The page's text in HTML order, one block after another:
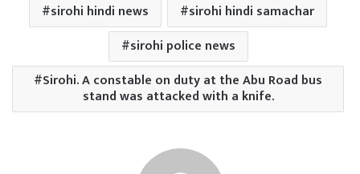
sirohi hindi news
sirohi hindi samachar
sirohi police news
Sirohi. A constable on duty at the Abu Road bus
stand was attacked with a knife.